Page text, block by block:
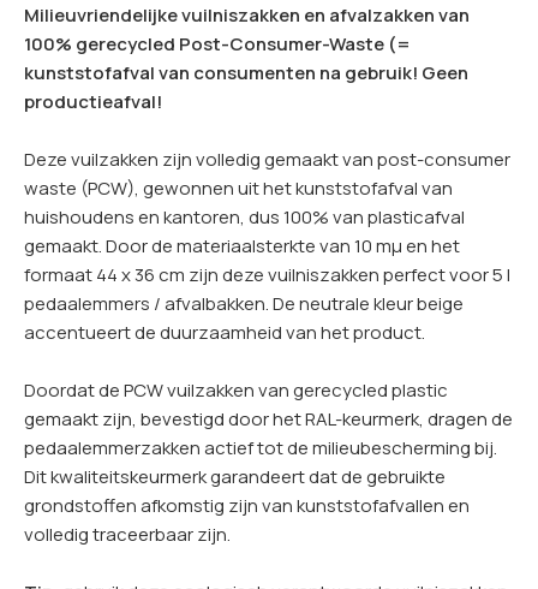
Milieuvriendelijke vuilniszakken en afvalzakken van
100% gerecycled Post-Consumer-Waste (=
kunststofafval van consumenten na gebruik! Geen
productieafval!
Deze vuilzakken zijn volledig gemaakt van post-consumer
waste (PCW), gewonnen uit het kunststofafval van
huishoudens en kantoren, dus 100% van plasticafval
gemaakt. Door de materiaalsterkte van 10 mµ en het
formaat 44 x 36 cm zijn deze vuilniszakken perfect voor 5 l
pedaalemmers / afvalbakken. De neutrale kleur beige
accentueert de duurzaamheid van het product.
Doordat de PCW vuilzakken van gerecycled plastic
gemaakt zijn, bevestigd door het RAL-keurmerk, dragen de
pedaalemmerzakken actief tot de milieubescherming bij.
Dit kwaliteitskeurmerk garandeert dat de gebruikte
grondstoffen afkomstig zijn van kunststofafvallen en
volledig traceerbaar zijn.